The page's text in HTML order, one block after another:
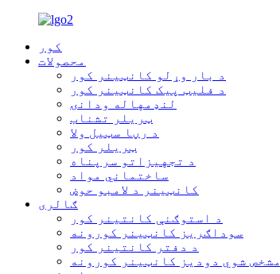
کور
محصولات
د بار وړلو کانټینر کور
د فلیټ پیک کانټینر کور
لنډمهاله ودانۍ
ټریلر تشناب
د رڼا سټیل ولا
ټریلر کور
د تجهیزاتو سرپناه
ساختماني مواد
کانټینر د لامبو حوض
ګالری
د استوګنې کانتینر کور
سوداګریز کانټینر کورونه
د دفتر کانتینر کور
مشخص شوي دودیز کانټینر کورونه